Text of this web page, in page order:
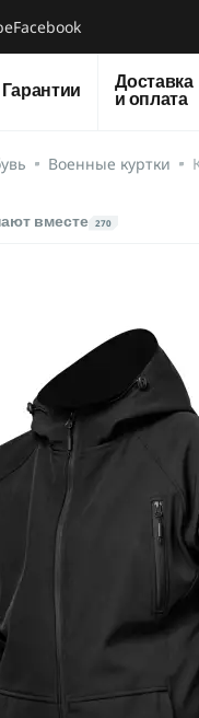
Facebook
Гарантии
Доставка
и оплата
Военные куртки
вместе 270